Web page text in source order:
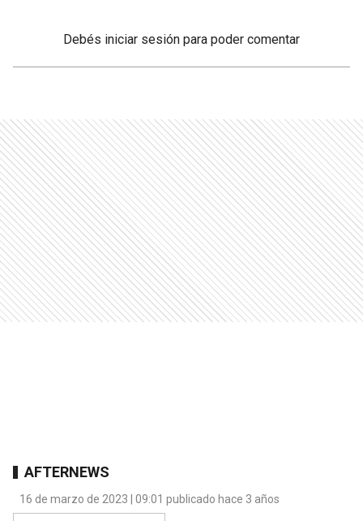
Debés iniciar sesión para poder comentar
AFTERNEWS
16 de marzo de 2023 | 09:01 publicado hace 3 años